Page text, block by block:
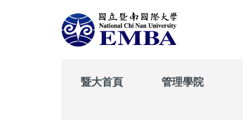
暨大首頁 管理學院